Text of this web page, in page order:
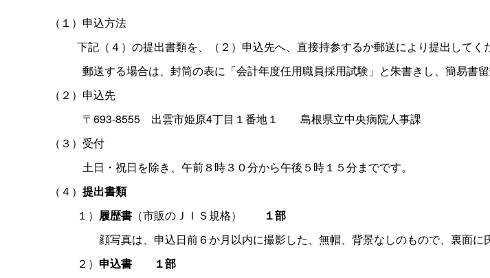
（１）申込方法
下記（４）の提出書類を、（２）申込先へ、直接持参するか郵送により提出してく
郵送する場合は、封筒の表に「会計年度任用職員採用試験」と朱書きし、簡易書留
（２）申込先
〒693-8555 出雲市姫原4丁目１番地１ 島根県立中央病院人事課
（３）受付
土日・祝日を除き、午前８時３０分から午後５時１５分までです。
（４） 提出書類
１） 履歴書 （市販のＪＩＳ規格）
１部
顔写真は、申込日前６か月以内に撮影した、無帽、背景なしのもので、裏面に
２） 申込書
１部